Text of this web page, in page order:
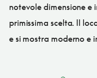
notevole dimensione
primissima scelta. Il
e si mostra moderno e